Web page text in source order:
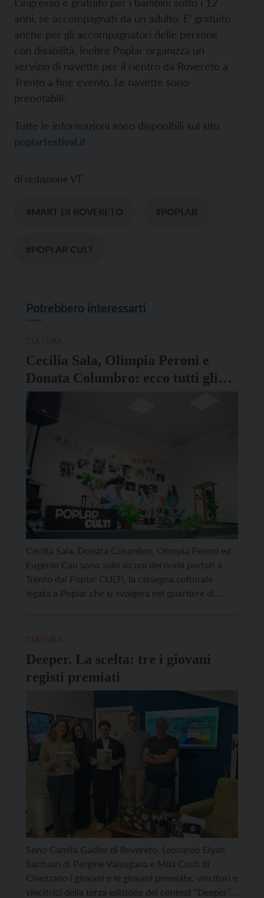
anni, se accompagnati da un adulto. E’ gratuito
anche per gli accompagnatori delle persone
con disabilità. Inoltre Poplar organizza un
servizio di navette per il rientro da Rovereto a
Trento a fine evento. Le navette sono
prenotabili.
Tutte le informazioni sono disponibili sul sito
poplarfestival.it
di redazione VT
#MART DI ROVERETO #POPLAR
#POPLAR CULT
Potrebbero interessarti
Cecilia Sala, Olimpia Peroni e
Donata Columbro: ecco tutti gli
ospiti del Poplar CULT
Cecilia Sala, Donata Columbro, Olimpia Peroni ed
Eugenio Cau sono solo alcuni dei nomi portati a
Trento dal Poplar CULT!, la rassegna culturale
legata a Poplar che si svolgerà nel quartiere di
Deeper. La scelta: tre i giovani
registi premiati
Sono Camila Gadler di Rovereto, Leonardo Elyah
Santuari di Pergine Valsugana e Mila Costi di
Civezzano i giovani e le giovani premiate, vincitori e
vincitrici della terza edizione del contest “Deeper”,